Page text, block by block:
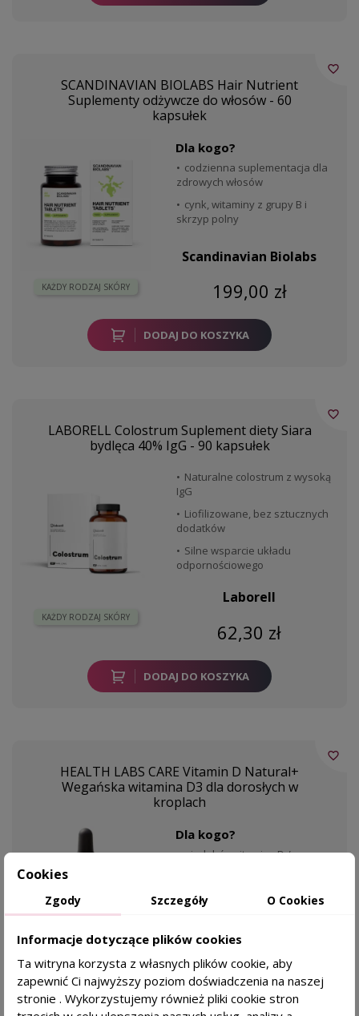
SCANDINAVIAN BIOLABS Hair Nutrient
Suplementy odżywcze do włosów - 60
kapsułek
KAŻDY RODZAJ SKÓRY
Dla kogo?
codzienna suplementacja dla
zdrowych włosów
cynk, witaminy z grupy B i
skrzyp polny
Scandinavian Biolabs
199,00 zł
DODAJ DO KOSZYKA
favorite_border
LABORELL Colostrum Suplement diety Siara
bydlęca 40% IgG - 90 kapsułek
KAŻDY RODZAJ SKÓRY
Naturalne colostrum z wysoką
IgG
Liofilizowane, bez sztucznych
dodatków
Silne wsparcie układu
odpornościowego
Laborell
62,30 zł
DODAJ DO KOSZYKA
favorite_border
HEALTH LABS CARE Vitamin D Natural+
Wegańska witamina D3 dla dorosłych w
kroplach
KAŻDY RODZAJ SKÓRY
Dla kogo?
niedobór witaminy D /
Health Labs Care
69,00 zł
favorite_border
Cookies
Zgody Szczegóły O Cookies
Informacje dotyczące plików cookies
Ta witryna korzysta z własnych plików cookie, aby
zapewnić Ci najwyższy poziom doświadczenia na naszej
stronie . Wykorzystujemy również pliki cookie stron